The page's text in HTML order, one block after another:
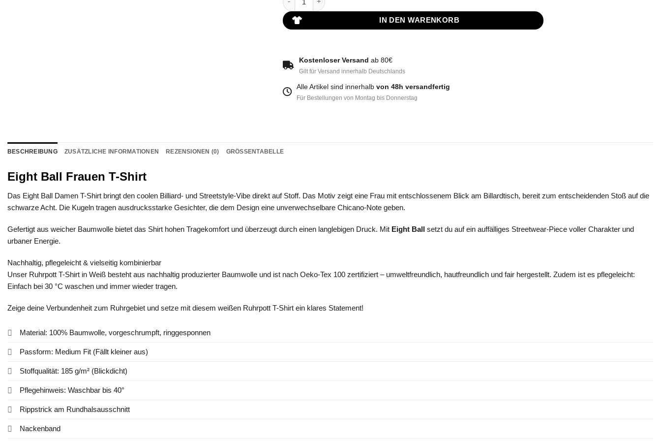
IN DEN WARENKORB
Kostenloser Versand ab 80€
Gilt für Versand innerhalb Deutschlands
Alle Artikel sind innerhalb von 48h versandfertig
Für Bestellungen von Montag bis Donnerstag
BESCHREIBUNG ZUSÄTZLICHE INFORMATIONEN REZENSIONEN (0) GRÖSSENTABELLE
Eight Ball Frauen T-Shirt
Das Eight Ball Damen T-Shirt bringt den coolen Billiard- und Streetstyle-Vibe direkt auf Stoff. Das Motiv zeigt eine Frau mit entschlossenem Blick am Billardtisch, bereit zum entscheidenden Stoß auf die
schwarze Acht. Die Kugeln tragen ausdrucksstarke Gesichter, die dem Design eine unverwechselbare Chicano-Note geben.
Gefertigt aus weicher Baumwolle bietet das Shirt hohen Tragekomfort und überzeugt durch einen langlebigen Druck. Mit Eight Ball setzt du auf ein auffälliges Streetwear-Piece voller Charakter und
urbaner Energie.
Nachhaltig, pflegeleicht & vielseitig kombinierbar
Unser Ruhrpott T-Shirt in Weiß besteht aus nachhaltig produzierter Baumwolle und ist nach Oeko-Tex 100 zertifiziert – umweltfreundlich, hautfreundlich und fair hergestellt. Zudem ist es pflegeleicht:
Einfach bei 30 °C waschen und immer wieder tragen.
Zeige deine Verbundenheit zum Ruhrgebiet und setze mit diesem weißen Ruhrpott T-Shirt ein klares Statement!
Material: 100% Baumwolle, vorgeschrumpft, ringgesponnen
Passform: Medium Fit (Fällt kleiner aus)
Stoffqualität: 185 g/m² (Blickdicht)
Pflegehinweis: Waschbar bis 40°
Rippstrick am Rundhalsausschnitt
Nackenband